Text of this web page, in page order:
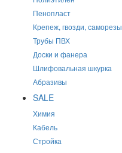
Пенопласт
Крепеж, гвозди, саморезы
Трубы ПВХ
Доски и фанера
Шлифовальная шкурка
Абразивы
SALE
Химия
Кабель
Стройка